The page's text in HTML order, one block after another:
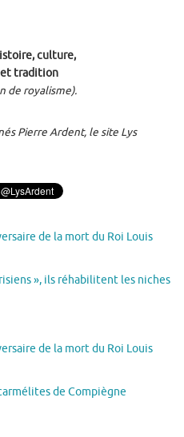
culture,
tradition
de royalisme).
Pierre Ardent, le site Lys
de la mort du Roi Louis
», ils réhabilitent les niches
de la mort du Roi Louis
de Compiègne